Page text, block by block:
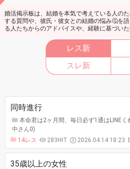
婚活掲示板は、結婚を本気で考えている人の
する質問や、彼氏・彼女との結婚の悩み🤔を
る人たちからのアドバイスや、経験に基づいた
レス新
スレ新
同時進行
本命君は2ヶ月間、毎日必ず1通はLINE
中さん0)
14レス
283HIT 2026.04.14 18:23
35歳以上の女性